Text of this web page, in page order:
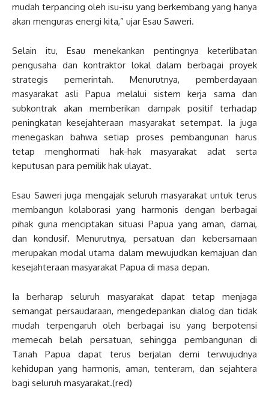
mudah terpancing oleh isu-isu yang berkembang yang hanya
akan menguras energi kita,” ujar Esau Saweri.
Selain itu, Esau menekankan pentingnya keterlibatan
pengusaha dan kontraktor lokal dalam berbagai proyek
strategis pemerintah. Menurutnya, pemberdayaan
masyarakat asli Papua melalui sistem kerja sama dan
subkontrak akan memberikan dampak positif terhadap
peningkatan kesejahteraan masyarakat setempat. Ia juga
menegaskan bahwa setiap proses pembangunan harus
tetap menghormati hak-hak masyarakat adat serta
keputusan para pemilik hak ulayat.
Esau Saweri juga mengajak seluruh masyarakat untuk terus
membangun kolaborasi yang harmonis dengan berbagai
pihak guna menciptakan situasi Papua yang aman, damai,
dan kondusif. Menurutnya, persatuan dan kebersamaan
merupakan modal utama dalam mewujudkan kemajuan dan
kesejahteraan masyarakat Papua di masa depan.
Ia berharap seluruh masyarakat dapat tetap menjaga
semangat persaudaraan, mengedepankan dialog dan tidak
mudah terpengaruh oleh berbagai isu yang berpotensi
memecah belah persatuan, sehingga pembangunan di
Tanah Papua dapat terus berjalan demi terwujudnya
kehidupan yang harmonis, aman, tenteram, dan sejahtera
bagi seluruh masyarakat.(red)